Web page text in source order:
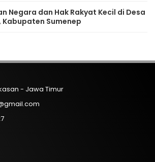
Negara dan Hak Rakyat Kecil di Desa
Kabupaten Sumenep
- Jawa Timur